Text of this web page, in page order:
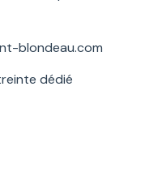
blondeau.com
dédié